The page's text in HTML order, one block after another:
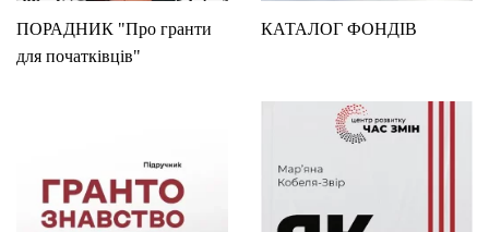
ПОРАДНИК "Про гранти
для початківців"
КАТАЛОГ ФОНДІВ